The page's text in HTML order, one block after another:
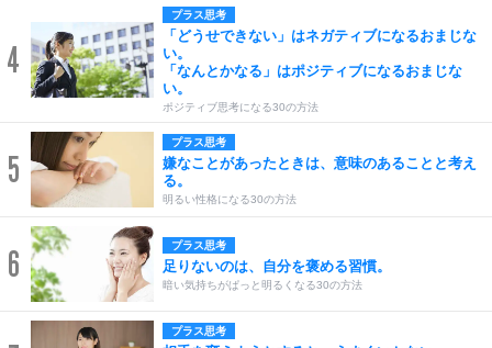
4
プラス思考
「どうせできない」はネガティブになるおまじな
い。
「なんとかなる」はポジティブになるおまじな
い。
ポジティブ思考になる30の方法
5
プラス思考
嫌なことがあったときは、意味のあることと考え
る。
明るい性格になる30の方法
6 プラス思考
足りないのは、自分を褒める習慣。
暗い気持ちがぱっと明るくなる30の方法
プラス思考